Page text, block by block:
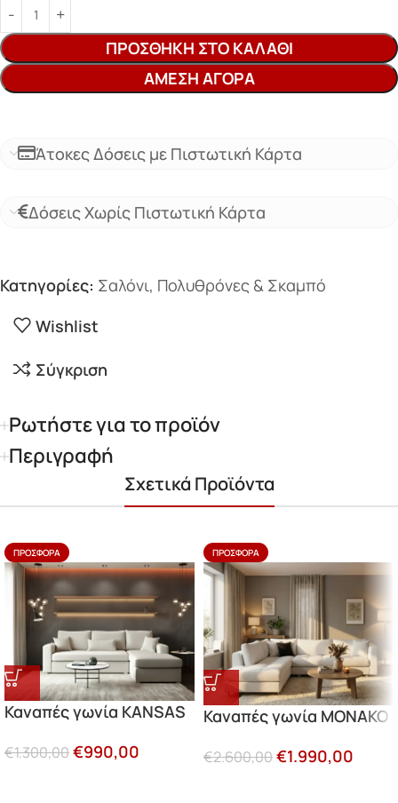
ΠΡΟΣΘΉΚΗ ΣΤΟ ΚΑΛΆΘΙ
ΆΜΕΣΗ ΑΓΟΡΆ
Άτοκες Δόσεις με Πιστωτική Κάρτα
Δόσεις Χωρίς Πιστωτική Κάρτα
Κατηγορίες: Σαλόνι, Πολυθρόνες & Σκαμπό
Wishlist
Σύγκριση
Ρωτήστε για το προϊόν
Περιγραφή
Σχετικά Προϊόντα
ΠΡΟΣΦΟΡΆ
Καναπές γωνία KANSAS
€1.300,00€990,00
ΠΡΟΣΦΟΡΆ
Καναπές γωνία MONAKO
€2.600,00€1.990,00